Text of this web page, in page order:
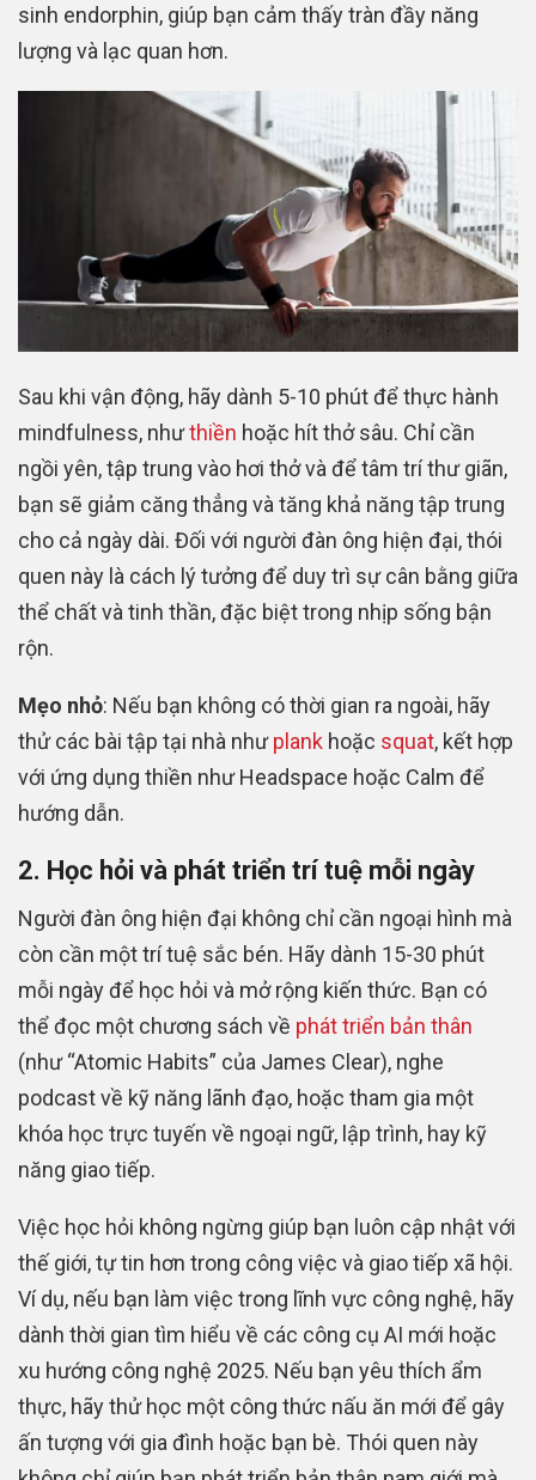
sinh endorphin, giúp bạn cảm thấy tràn đầy năng
lượng và lạc quan hơn.
Sau khi vận động, hãy dành 5-10 phút để thực hành
mindfulness, nhưthiền hoặc hít thở sâu. Chỉ cần
ngồi yên, tập trung vào hơi thở và để tâm trí thư giãn,
bạn sẽ giảm căng thẳng và tăng khả năng tập trung
cho cả ngày dài. Đối với người đàn ông hiện đại, thói
quen này là cách lý tưởng để duy trì sự cân bằng giữa
thể chất và tinh thần, đặc biệt trong nhịp sống bận
rộn.
Mẹo nhỏ: Nếu bạn không có thời gian ra ngoài, hãy
thử các bài tập tại nhà nhưplank hoặc squat, kết hợp
với ứng dụng thiền như Headspace hoặc Calm để
hướng dẫn.
2. Học hỏi và phát triển trí tuệ mỗi ngày
Người đàn ông hiện đại không chỉ cần ngoại hình mà
còn cần một trí tuệ sắc bén. Hãy dành 15-30 phút
mỗi ngày để học hỏi và mở rộng kiến thức. Bạn có
thể đọc một chương sách về phát triển bản thân
(như “Atomic Habits” của James Clear), nghe
podcast về kỹ năng lãnh đạo, hoặc tham gia một
khóa học trực tuyến về ngoại ngữ, lập trình, hay kỹ
năng giao tiếp.
Việc học hỏi không ngừng giúp bạn luôn cập nhật với
thế giới, tự tin hơn trong công việc và giao tiếp xã hội.
Ví dụ, nếu bạn làm việc trong lĩnh vực công nghệ, hãy
dành thời gian tìm hiểu về các công cụ AI mới hoặc
xu hướng công nghệ 2025. Nếu bạn yêu thích ẩm
thực, hãy thử học một công thức nấu ăn mới để gây
ấn tượng với gia đình hoặc bạn bè. Thói quen này